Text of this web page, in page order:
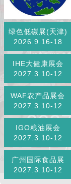
The
广
绿色低碳展(天津)
2026.9.16-18
IHE大健康展会
2027.3.10-12
WAF农产品展会
2027.3.10-12
IGO粮油展会
2027.3.10-12
广州国际食品展
2027.3.10-12
首页»媒体中心 »